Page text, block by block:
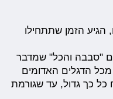
הזמן שתתחילו
"סבבה והכל" שמדבר
הדגלים האדומים
כל כך גדול, עד שגורמת